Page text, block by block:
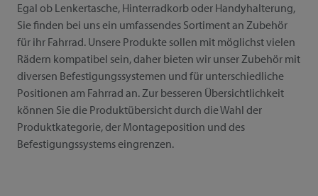
Egal ob Lenkertasche, Hinterradkorb oder Handyhalterung,
Sie finden bei uns ein umfassendes Sortiment an Zubehör
für ihr Fahrrad. Unsere Produkte sollen mit möglichst vielen
Rädern kompatibel sein, daher bieten wir unser Zubehör mit
diversen Befestigungssystemen und für unterschiedliche
Positionen am Fahrrad an. Zur besseren Übersichtlichkeit
können Sie die Produktübersicht durch die Wahl der
Produktkategorie, der Montageposition und des
Befestigungssystems eingrenzen.